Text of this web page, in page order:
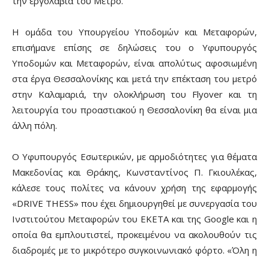
Η ομάδα του Υπουργείου Υποδομών και Μεταφορών,
επισήμανε επίσης σε δηλώσεις του ο Υφυπουργός
Υποδομών και Μεταφορών, είναι απολύτως αφοσιωμένη
στα έργα Θεσσαλονίκης και μετά την επέκταση του μετρό
στην Καλαμαριά, την ολοκλήρωση του Flyover και τη
λειτουργία του προαστιακού η Θεσσαλονίκη θα είναι μια
άλλη πόλη.
Ο Υφυπουργός Εσωτερικών, με αρμοδιότητες για θέματα
Μακεδονίας και Θράκης, Κωνσταντίνος Π. Γκιουλέκας,
κάλεσε τους πολίτες να κάνουν χρήση της εφαρμογής
«DRIVE THESS» που έχει δημιουργηθεί με συνεργασία του
Ινστιτούτου Μεταφορών του ΕΚΕΤΑ και της Google και η
οποία θα εμπλουτιστεί, προκειμένου να ακολουθούν τις
διαδρομές με το μικρότερο συγκοινωνιακό φόρτο. «Όλη η